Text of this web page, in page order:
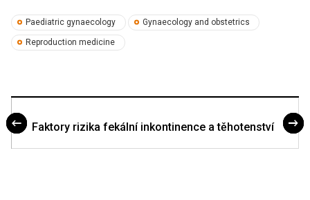
Paediatric gynaecology Gynaecology and obstetrics
Reproduction medicine
Faktory rizika fekální inkontinence a těhotenství